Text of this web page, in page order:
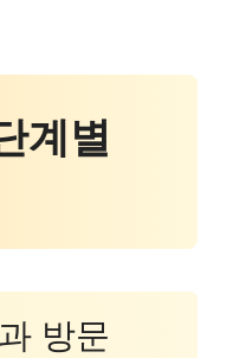
계별
방문